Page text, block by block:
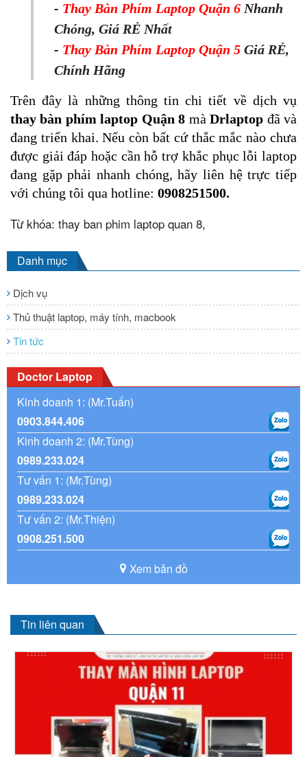
- Thay Bàn Phím Laptop Quận 6 Nhanh
Chóng, Giá RẺ Nhất
- Thay Bàn Phím Laptop Quận 5 Giá RẺ,
Chính Hãng
Trên đây là những thông tin chi tiết về dịch vụ
thay bàn phím laptop Quận 8 mà Drlaptop đã và
đang triển khai. Nếu còn bất cứ thắc mắc nào chưa
được giải đáp hoặc cần hỗ trợ khắc phục lỗi laptop
đang gặp phải nhanh chóng, hãy liên hệ trực tiếp
với chúng tôi qua hotline: 0908251500.
Từ khóa: thay ban phim laptop quan 8,
Danh mục
Dịch vụ
Thủ thuật laptop, máy tính, macbook
Tin tức
Doctor Laptop
Kinh doanh 1: (Mr.Tuấn)
0903.844.406
Kinh doanh 2: (Mr.Tùng)
0989.233.024
Tư vấn 1: (Mr.Tùng)
0989.233.024
Tư vấn 2: (Mr.Thiện)
0908.251.500
Xem bản đồ
Tin liên quan